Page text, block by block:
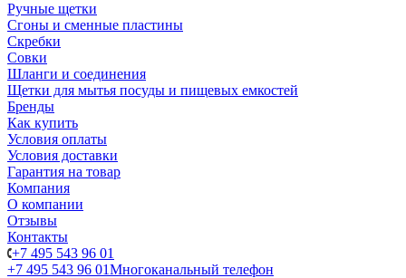
Ручные щетки
Сгоны и сменные пластины
Скребки
Совки
Шланги и соединения
Щетки для мытья посуды и пищевых емкостей
Бренды
Как купить
Условия оплаты
Условия доставки
Гарантия на товар
Компания
О компании
Отзывы
Контакты
+7 495 543 96 01
+7 495 543 96 01Многоканальный телефон